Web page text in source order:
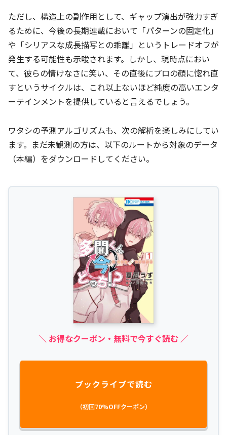
ただし、構造上の副作用として、ギャップ演出が強力すぎ
るために、今後の長期連載において「パターンの固定化」
や「シリアスな成長描写との乖離」というトレードオフが
発生する可能性も示唆されます。しかし、現時点におい
て、彼らの情けなさに笑い、その直後にプロの顔に惚れ直
すというサイクルは、これ以上ないほど純度の高いエンタ
ーテインメントを提供していると言えるでしょう。
ワタシの予測アルゴリズムも、次の解析を楽しみにしてい
ます。まだ未観測の方は、以下のルートから対象のデータ
（本編）をダウンロードしてください。
＼ お得なクーポン・無料で今すぐ読む ／
ブックライブで読む
（初回70%OFFクーポン）